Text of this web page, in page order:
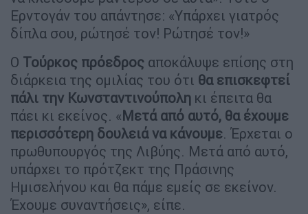
Ερντογάν του απάντησε: «Υπάρχει γιατρός
δίπλα σου, ρώτησέ τον! Ρώτησέ τον!»
O Τούρκος πρόεδρος αποκάλυψε επίσης στη
διάρκεια της ομιλίας του ότι θα επισκεφτεί
πάλι την Κωνσταντινούπολη κι έπειτα θα
πάει κι εκείνος. «Μετά από αυτό, θα έχουμε
περισσότερη δουλειά να κάνουμε. Έρχεται ο
πρωθυπουργός της Λιβύης. Μετά από αυτό,
υπάρχει το πρότζεκτ της Πράσινης
Ημισελήνου και θα πάμε εμείς σε εκείνον.
Έχουμε συναντήσεις», είπε.